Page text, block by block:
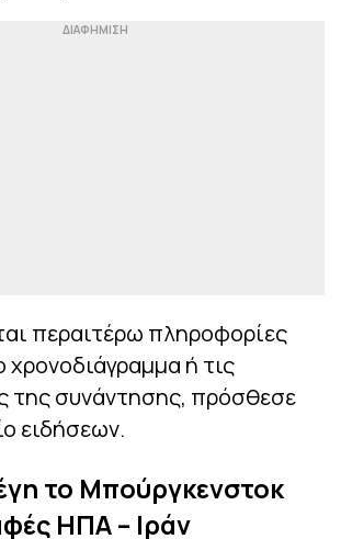
περαιτέρω πληροφορίες
χρονοδιάγραμμα ή τις
της συνάντησης, πρόσθεσε
ειδήσεων.
το Μπούργκενστοκ
ΗΠΑ – Ιράν